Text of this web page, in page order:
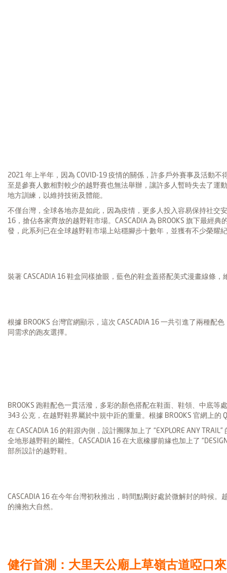
2021 年上半年，因為 COVID-19 疫情的關係，許多戶外賽事及活動
至是參賽人數相對較少的越野賽也無法舉辦，讓許多人暫時失去了運
地方訓練，以維持技術及體能。
不僅台灣，全球各地亦是如此，因為疫情，更多人投入容易保持社交
16，搶佔各家齊放的越野鞋市場。CASCADIA 為 BROOKS 旗下最經
發，此系列已在全球越野鞋市場上站穩腳步十數年，並獲有不少榮耀
裝著 CASCADIA 16 鞋盒同樣搶眼，藍色的鞋盒蓋搭配美式漫畫線條，
根據 BROOKS 台灣官網顯示，這次 CASCADIA 16 一共引進了兩種配
同需求的跑友選擇。
BROOKS 跑鞋配色一貫活潑，多彩的顏色搭配在鞋面、鞋領、中底等
343 公克，在越野鞋界屬於中規中距的重量。根據 BROOKS 官網上的
在 CASCADIA 16 的鞋跟內側，設計團隊加上了 “EXPLORE ANY
全地形越野鞋的屬性。CASCADIA 16 在大底橡膠前緣也加上了
部所設計的越野鞋。
CASCADIA 16 在今年台灣初秋推出，時間點剛好處於微解封的時候
的擁抱大自然。
健行首測：大里天公廟上草嶺古道啞口